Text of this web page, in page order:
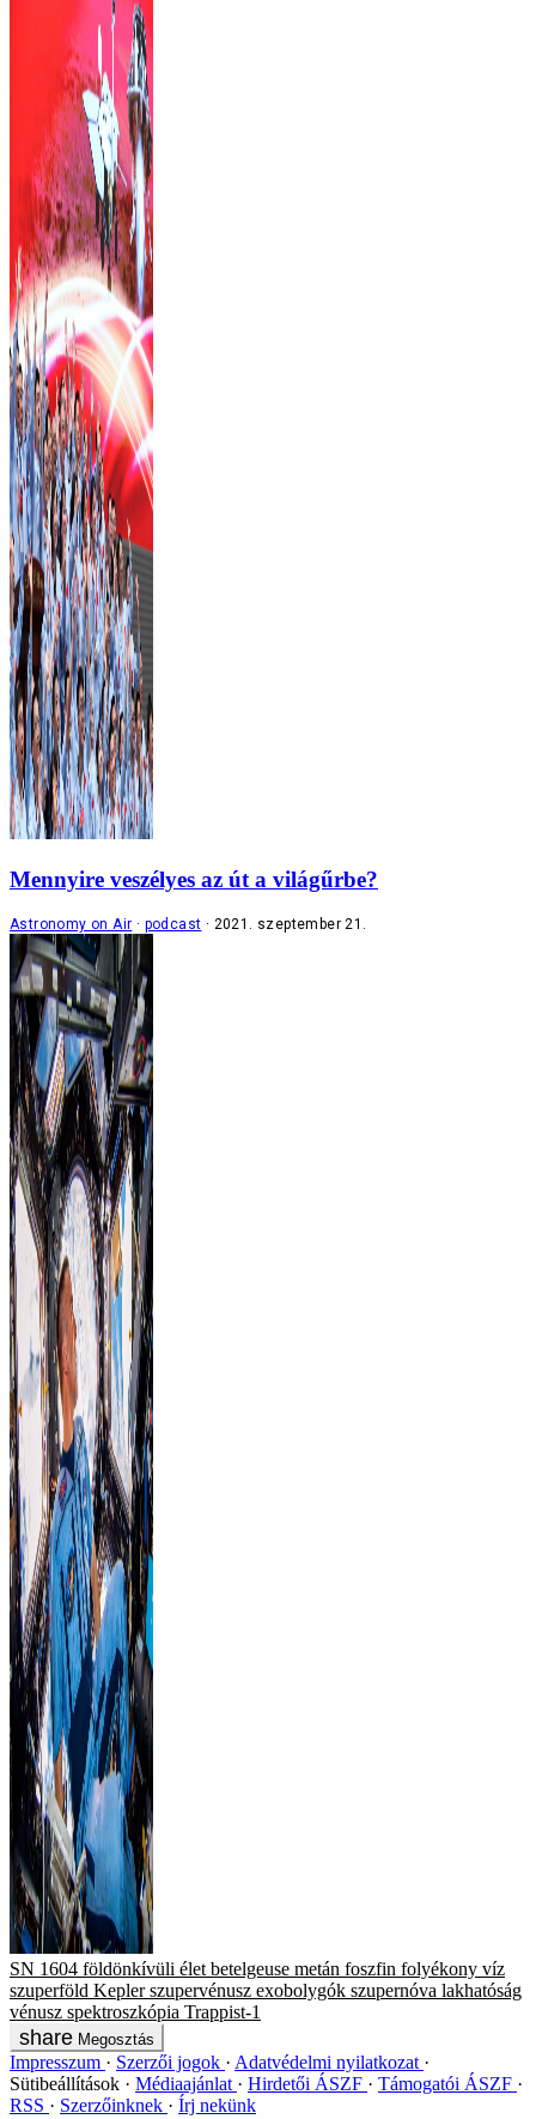
Mennyire veszélyes az út a világűrbe?
Astronomy on Air podcast 2021. szeptember 21.
SN 1604 földönkívüli élet betelgeuse metán foszfin folyékony víz
szuperföld Kepler szupervénusz exobolygók szupernóva lakhatóság
vénusz spektroszkópia Trappist-1
Megosztás
Impresszum Szerzői jogok
Adatvédelmi nyilatkozat
Sütibeállítások
Médiaajánlat Hirdetői ÁSZF
Támogatói ÁSZF
RSS
Szerzőinknek Írj nekünk